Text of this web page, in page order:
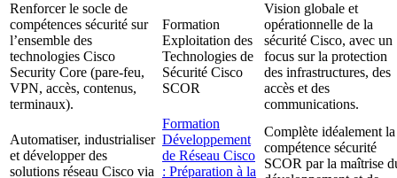
Renforcer le socle de
compétences sécurité sur
l’ensemble des
technologies Cisco
Security Core (pare-feu,
VPN, accès, contenus,
terminaux).
Formation
Exploitation des
Technologies de
Sécurité Cisco
SCOR
Vision globale et
opérationnelle de la
sécurité Cisco, avec un
focus sur la protection
des infrastructures, des
accès et des
communications.
Automatiser, industrialiser
et développer des
solutions réseau Cisco via
Formation
Développement
de Réseau Cisco
: Préparation à la
Complète idéalement la
compétence sécurité
SCOR par la maîtrise